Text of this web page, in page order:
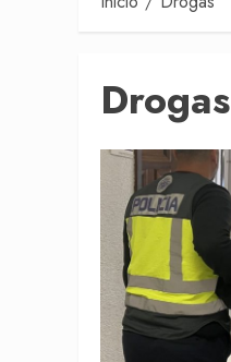
Drogas